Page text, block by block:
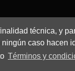
técnica, y
caso hacen
Términos y